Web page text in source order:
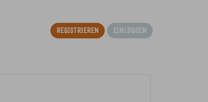
Registrieren Einloggen